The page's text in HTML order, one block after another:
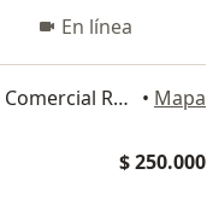
En línea
Carrera 54 # 53-56 Centro Comercial Ronda Real, Cartagena • Mapa
$ 250.000